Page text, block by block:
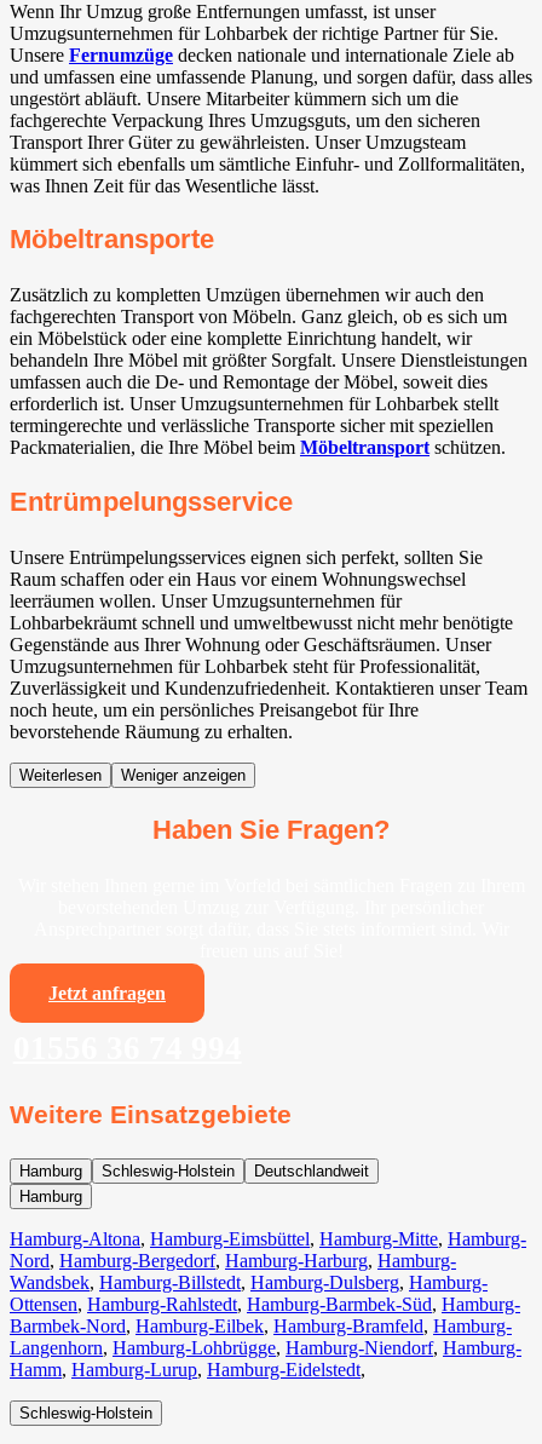
Wenn Ihr Umzug große Entfernungen umfasst, ist unser
Umzugsunternehmen für Lohbarbek der richtige Partner für Sie.
Unsere Fernumzüge decken nationale und internationale Ziele ab
und umfassen eine umfassende Planung, und sorgen dafür, dass alles
ungestört abläuft. Unsere Mitarbeiter kümmern sich um die
fachgerechte Verpackung Ihres Umzugsguts, um den sicheren
Transport Ihrer Güter zu gewährleisten. Unser Umzugsteam
kümmert sich ebenfalls um sämtliche Einfuhr- und Zollformalitäten,
was Ihnen Zeit für das Wesentliche lässt.
Möbeltransporte
Zusätzlich zu kompletten Umzügen übernehmen wir auch den
fachgerechten Transport von Möbeln. Ganz gleich, ob es sich um
ein Möbelstück oder eine komplette Einrichtung handelt, wir
behandeln Ihre Möbel mit größter Sorgfalt. Unsere Dienstleistungen
umfassen auch die De- und Remontage der Möbel, soweit dies
erforderlich ist. Unser Umzugsunternehmen für Lohbarbek stellt
termingerechte und verlässliche Transporte sicher mit speziellen
Packmaterialien, die Ihre Möbel beim Möbeltransportschützen.
Entrümpelungsservice
Unsere Entrümpelungsservices eignen sich perfekt, sollten Sie
Raum schaffen oder ein Haus vor einem Wohnungswechsel
leerräumen wollen. Unser Umzugsunternehmen für
Lohbarbekräumt schnell und umweltbewusst nicht mehr benötigte
Gegenstände aus Ihrer Wohnung oder Geschäftsräumen. Unser
Umzugsunternehmen für Lohbarbek steht für Professionalität,
Zuverlässigkeit und Kundenzufriedenheit. Kontaktieren unser Team
noch heute, um ein persönliches Preisangebot für Ihre
bevorstehende Räumung zu erhalten.
Weiterlesen Weniger anzeigen
Haben Sie Fragen?
Jetzt anfragen
Weitere Einsatzgebiete
Hamburg Schleswig-Holstein
Deutschlandweit
Hamburg
Hamburg-Altona, Hamburg-Eimsbüttel, Hamburg-Mitte, Hamburg-
Nord, Hamburg-Bergedorf, Hamburg-Harburg, Hamburg-
Wandsbek, Hamburg-Billstedt, Hamburg-Dulsberg, Hamburg-
Ottensen, Hamburg-Rahlstedt, Hamburg-Barmbek-Süd, Hamburg-
Barmbek-Nord, Hamburg-Eilbek, Hamburg-Bramfeld, Hamburg-
Langenhorn, Hamburg-Lohbrügge, Hamburg-Niendorf, Hamburg-
Hamm, Hamburg-Lurup, Hamburg-Eidelstedt,
Schleswig-Holstein